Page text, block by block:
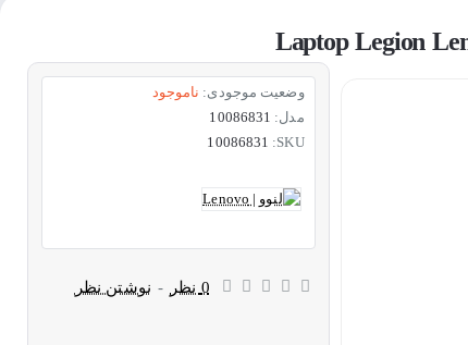
وضعیت موجودی: ناموجود
مدل: 10086831
SKU:
10086831
0 نظر - نوشتن نظر